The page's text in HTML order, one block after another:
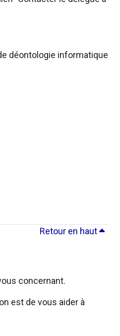
déontologie informatique
Retour en haut
concernant.
est de vous aider à